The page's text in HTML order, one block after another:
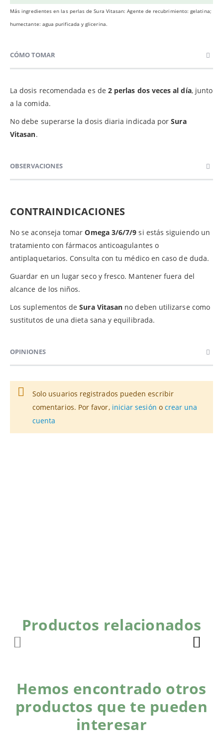
Más ingredientes en las perlas de Sura Vitasan: Agente de recubrimiento: gelatina;
humectante: agua purificada y glicerina.
CÓMO TOMAR
La dosis recomendada es de 2 perlas dos veces al día, junto
a la comida.
No debe superarse la dosis diaria indicada porSura
Vitasan.
OBSERVACIONES
CONTRAINDICACIONES
No se aconseja tomarOmega 3/6/7/9 si estás siguiendo un
tratamiento con fármacos anticoagulantes o
antiplaquetarios. Consulta con tu médico en caso de duda.
Guardar en un lugar seco y fresco. Mantener fuera del
alcance de los niños.
Los suplementos deSura Vitasan no deben utilizarse como
sustitutos de una dieta sana y equilibrada.
OPINIONES
Solo usuarios registrados pueden escribir
comentarios. Por favor, iniciar sesión o crear una
cuenta
Productos relacionados
Hemos encontrado otros
productos que te pueden
interesar